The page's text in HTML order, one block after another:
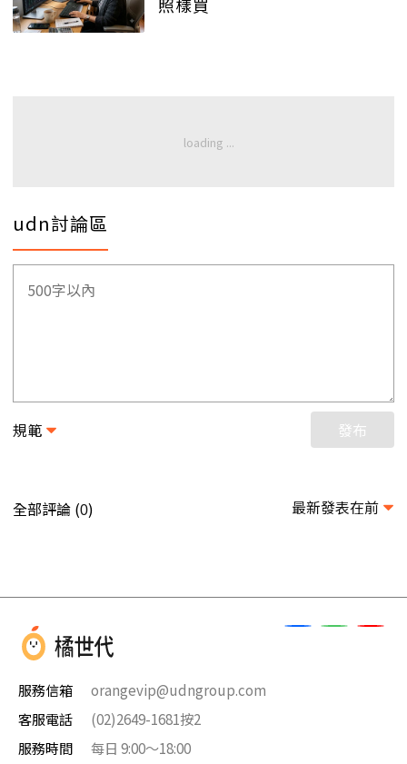
udn討論區
規範 發布
全部評論 (0) 最新發表在前
服務信箱
orangevip@udngroup.com
客服電話
(02)2649-1681按2
服務時間
每日 9:00～18:00